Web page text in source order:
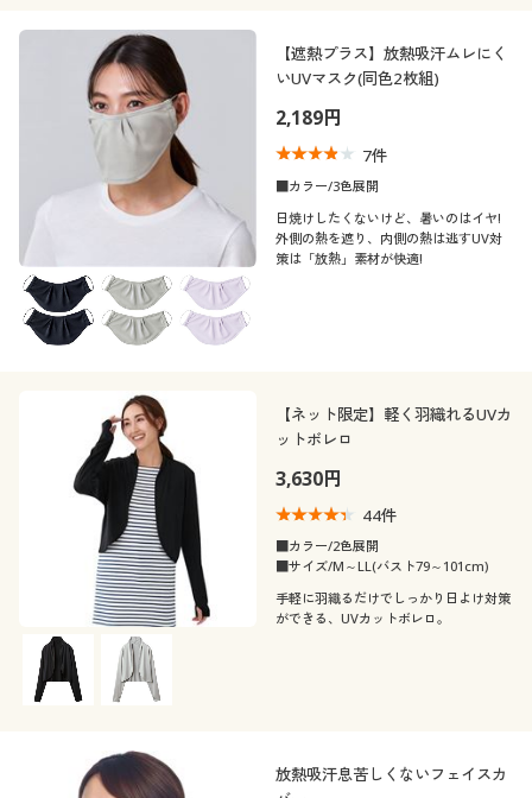
【遮熱プラス】放熱吸汗ムレにく
いUVマスク(同色2枚組)
2,189円
7件
■カラー/3色展開
日焼けしたくないけど、暑いのはイヤ!
外側の熱を遮り、内側の熱は逃すUV対
策は「放熱」素材が快適!
【ネット限定】軽く羽織れるUVカ
ットボレロ
3,630円
44件
■カラー/2色展開
■サイズ/M～LL(バスト79～101cm)
手軽に羽織るだけでしっかり日よけ対策
ができる、UVカットボレロ。
放熱吸汗息苦しくないフェイスカ